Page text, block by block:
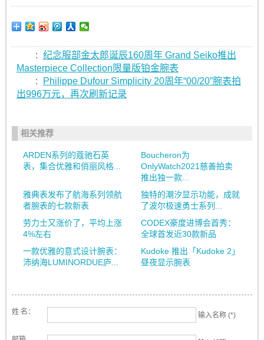
: 纪念服部金太郎诞辰160周年 Grand Seiko推出
Masterpiece Collection限量版铂金腕表
:
Philippe Dufour Simplicity 20周年“00/20”腕表拍
出996万元，再次刷新记录
相关推荐
ARDEN系列的蔻驰石英
表，集合优雅和俏丽风格...
Boucheron为
OnlyWatch2021慈善拍卖
推出独一款...
雅典表发布了航海系列领航
者腕表的七款新表
独特的潮汐显示功能，成就
了波尔极速勇士系列...
劳力士又涨价了，平均上涨
4%左右
CODEX豪度进博会首秀：
全球首发近30款新品
一款优雅的意式设计腕表：
沛纳海LUMINORDUE庐...
Kudoke 推出「Kudoke 2」
昼夜显示腕表
姓 名： 输入名称 (*)